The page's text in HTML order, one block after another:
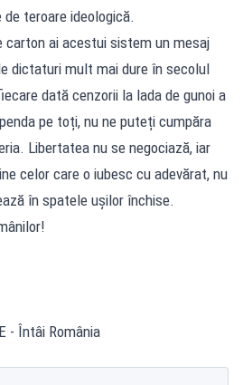
teroare ideologică.
carton ai acestui sistem un mesaj
dictaturi mult mai dure în secolul
dată cenzorii la lada de gunoi a
pe toți, nu ne puteți cumpăra
Libertatea nu se negociază, iar
celor care o iubesc cu adevărat, nu
în spatele ușilor închise.
- Întâi România